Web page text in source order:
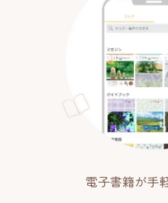
電子書籍が手